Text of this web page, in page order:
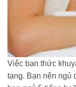
Việc bạn thức
tạng. Bạn nên ngủ